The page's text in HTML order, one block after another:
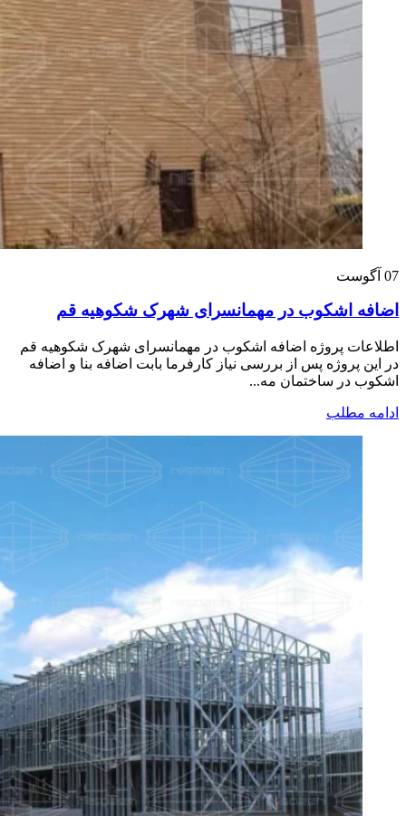
07 آگوست
اضافه اشکوب در مهمانسرای شهرک شکوهیه قم
اطلاعات پروژه اضافه اشکوب در مهمانسرای شهرک شکوهیه قم
در این پروژه پس از بررسی نیاز کارفرما بابت اضافه بنا و اضافه
اشکوب در ساختمان مه...
ادامه مطلب